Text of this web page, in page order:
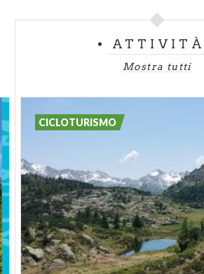
ATTIVITÀ
Mostra tutti
CICLOTURISMO